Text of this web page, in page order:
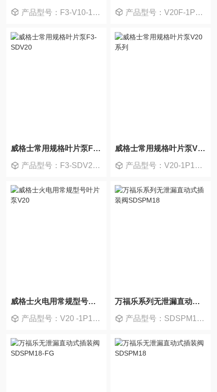
产品型号：F3-V10-1S6S-1C-20 产品型号：V20F-1P13P-38C8H-22L
威格士常用规格叶片泵F3-SDV20
产品型号：F3-SDV20-1P13P-1D
威格士常用规格叶片泵V20系列
产品型号：V20-1P13P-1B11
威格士火电用常规型号叶片泵V20
产品型号：V20 -1P13P-11D11L
万福乐系列无泄漏直动式插装阀SDSPM18
产品型号：SDSPM18-FG-G24/VD